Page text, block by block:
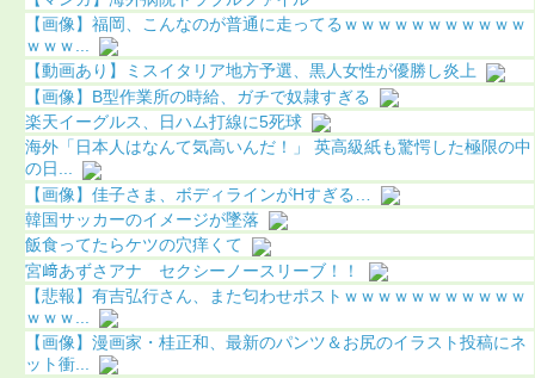
【画像】福岡、こんなのが普通に走ってるｗｗｗｗｗｗｗｗｗｗｗ
ｗｗｗ...
【動画あり】ミスイタリア地方予選、黒人女性が優勝し炎上
【画像】B型作業所の時給、ガチで奴隷すぎる
楽天イーグルス、日ハム打線に5死球
海外「日本人はなんて気高いんだ！」 英高級紙も驚愕した極限の中
の日...
【画像】佳子さま、ボディラインがHすぎる…
韓国サッカーのイメージが墜落
飯食ってたらケツの穴痒くて
宮﨑あずさアナ セクシーノースリーブ！！
【悲報】有吉弘行さん、また匂わせポストｗｗｗｗｗｗｗｗｗｗｗ
ｗｗｗ...
【画像】漫画家・桂正和、最新のパンツ＆お尻のイラスト投稿にネ
ット衝...